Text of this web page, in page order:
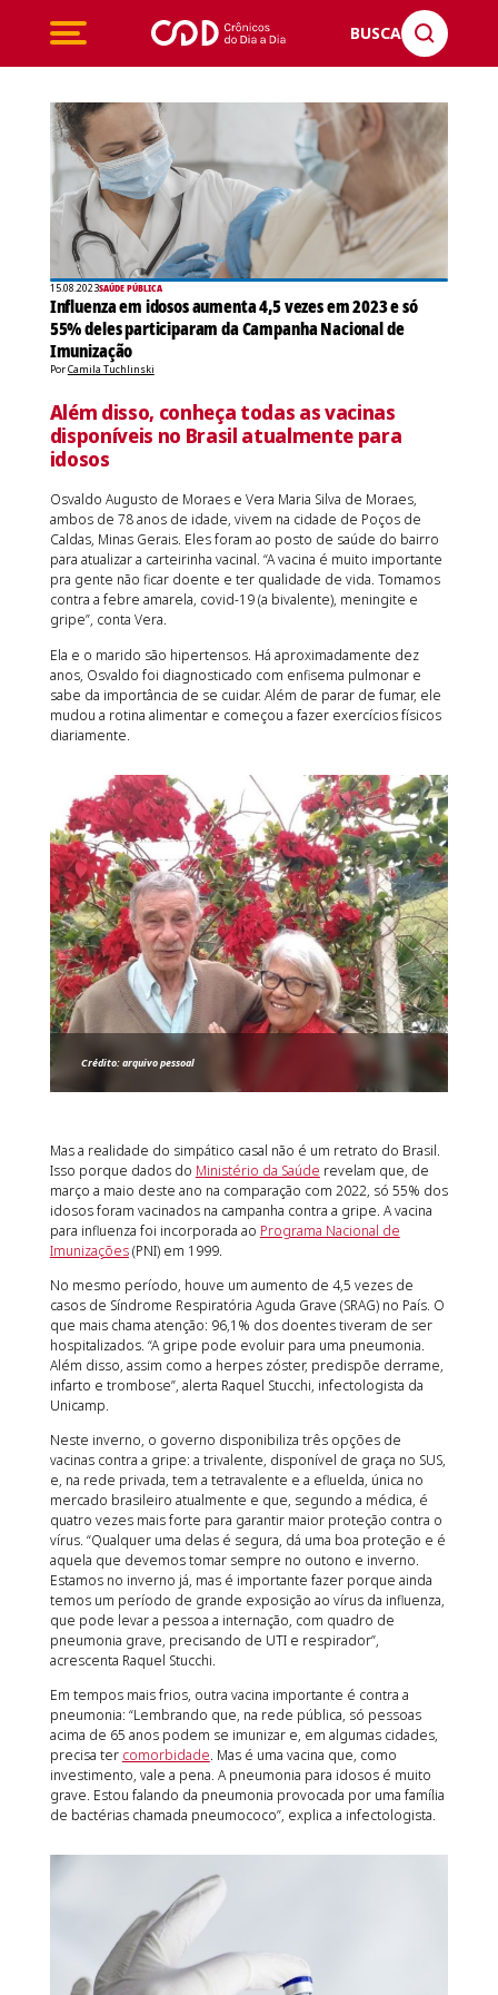
BUSCA
15.08.2023SAÚDE PÚBLICA
Influenza em idosos aumenta 4,5 vezes em 2023 e só
55% deles participaram da Campanha Nacional de
Imunização
PorCamila Tuchlinski
Além disso, conheça todas as vacinas
disponíveis no Brasil atualmente para
idosos
Osvaldo Augusto de Moraes e Vera Maria Silva de Moraes,
ambos de 78 anos de idade, vivem na cidade de Poços de
Caldas, Minas Gerais. Eles foram ao posto de saúde do bairro
para atualizar a carteirinha vacinal. “A vacina é muito importante
pra gente não ficar doente e ter qualidade de vida. Tomamos
contra a febre amarela, covid-19 (a bivalente), meningite e
gripe”, conta Vera.
Ela e o marido são hipertensos. Há aproximadamente dez
anos, Osvaldo foi diagnosticado com enfisema pulmonar e
sabe da importância de se cuidar. Além de parar de fumar, ele
mudou a rotina alimentar e começou a fazer exercícios físicos
diariamente.
Crédito: arquivo pessoal
Mas a realidade do simpático casal não é um retrato do Brasil.
Isso porque dados do Ministério da Saúde revelam que, de
março a maio deste ano na comparação com 2022, só 55% dos
idosos foram vacinados na campanha contra a gripe. A vacina
para influenza foi incorporada ao Programa Nacional de
Imunizações(PNI) em 1999.
No mesmo período, houve um aumento de 4,5 vezes de
casos de Síndrome Respiratória Aguda Grave (SRAG) no País. O
que mais chama atenção: 96,1% dos doentes tiveram de ser
hospitalizados. “A gripe pode evoluir para uma pneumonia.
Além disso, assim como a herpes zóster, predispõe derrame,
infarto e trombose”, alerta Raquel Stucchi, infectologista da
Unicamp.
Neste inverno, o governo disponibiliza três opções de
vacinas contra a gripe: a trivalente, disponível de graça no SUS,
e, na rede privada, tem a tetravalente e a efluelda, única no
mercado brasileiro atualmente e que, segundo a médica, é
quatro vezes mais forte para garantir maior proteção contra o
vírus. “Qualquer uma delas é segura, dá uma boa proteção e é
aquela que devemos tomar sempre no outono e inverno.
Estamos no inverno já, mas é importante fazer porque ainda
temos um período de grande exposição ao vírus da influenza,
que pode levar a pessoa a internação, com quadro de
pneumonia grave, precisando de UTI e respirador”,
acrescenta Raquel Stucchi.
Em tempos mais frios, outra vacina importante é contra a
pneumonia: “Lembrando que, na rede pública, só pessoas
acima de 65 anos podem se imunizar e, em algumas cidades,
precisa ter comorbidade. Mas é uma vacina que, como
investimento, vale a pena. A pneumonia para idosos é muito
grave. Estou falando da pneumonia provocada por uma família
de bactérias chamada pneumococo”, explica a infectologista.